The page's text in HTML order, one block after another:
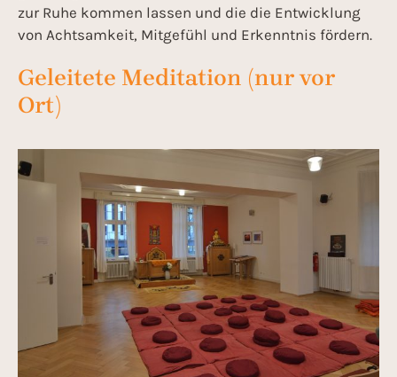
zur Ruhe kommen lassen und die die Entwicklung
von Achtsamkeit, Mitgefühl und Erkenntnis fördern.
Geleitete Meditation (nur vor
Ort)